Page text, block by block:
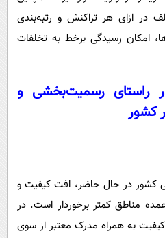
در ازای هر تراکنش و رتبه‌بندی
امکان رسیدگی برخط به تخلفات
راستای رسمیت‌بخشی و
کشور
کشور در حال حاضر، افت کیفیت و
مناطق کمتر برخوردار است. در
به همراه مدرک معتبر از سوی